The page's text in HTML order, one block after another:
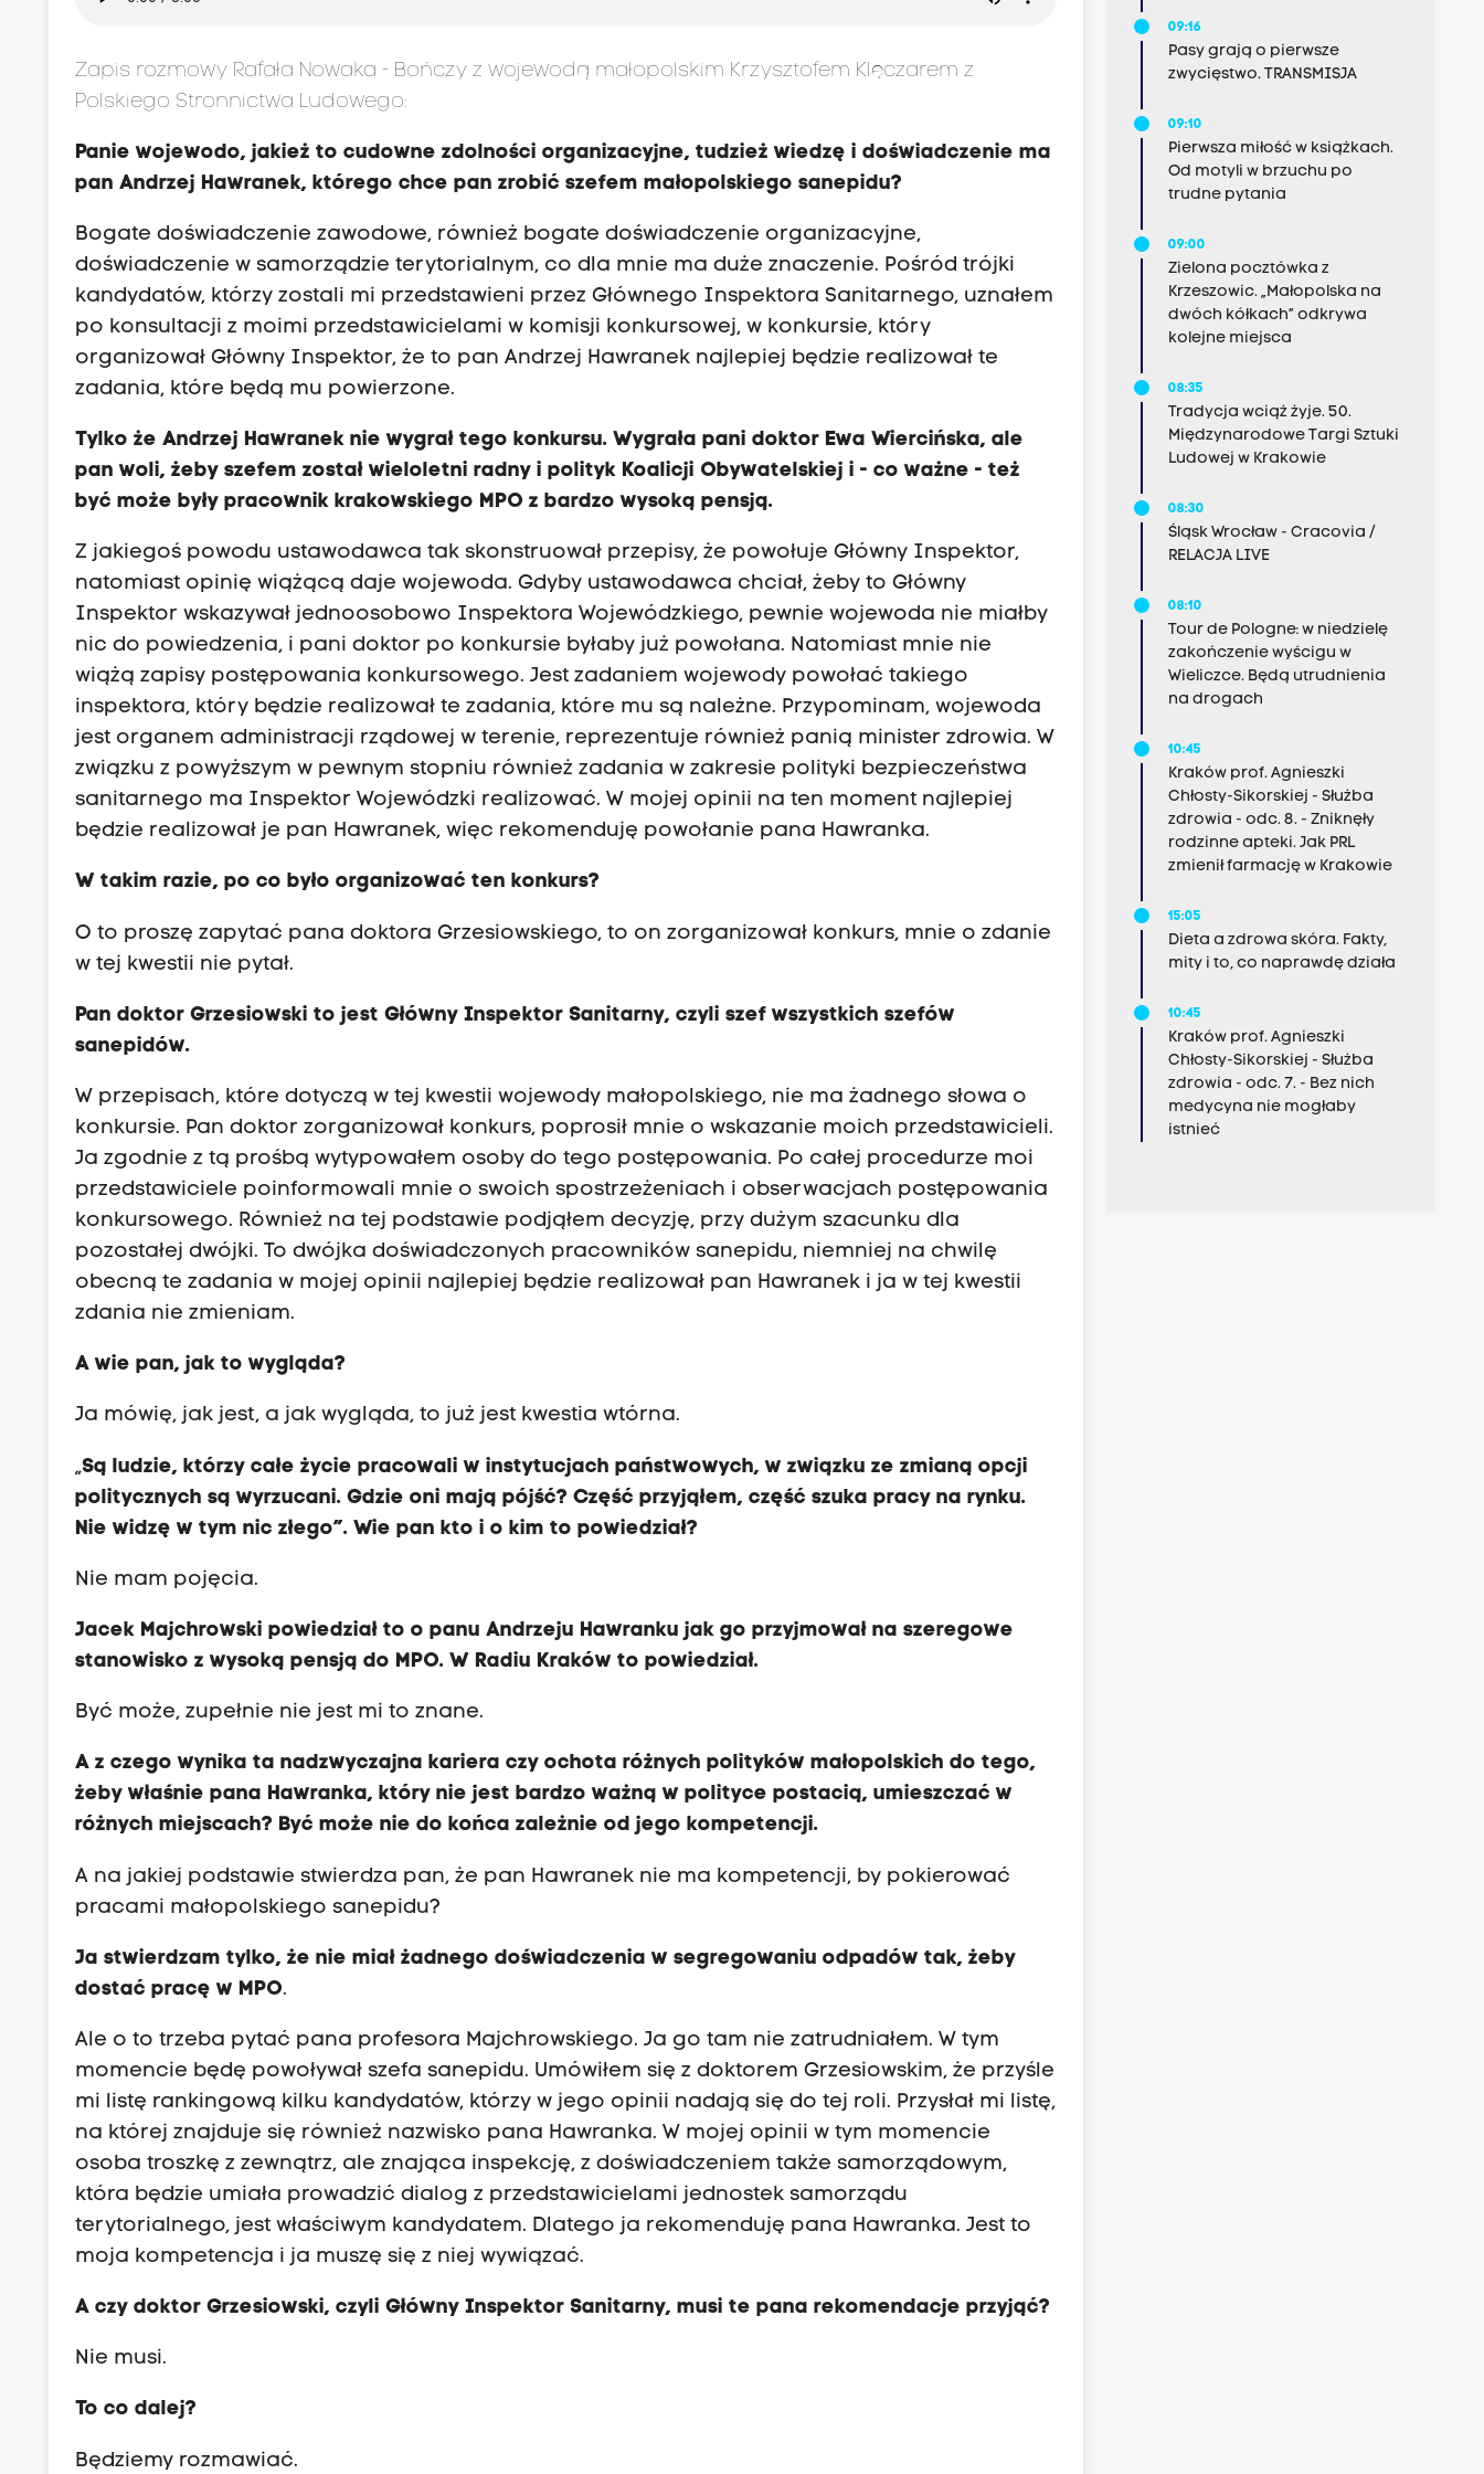
Zapis rozmowy Rafała Nowaka - Bończy z wojewodą małopolskim Krzysztofem Klęczarem z
Polskiego Stronnictwa Ludowego:
Panie wojewodo, jakież to cudowne zdolności organizacyjne, tudzież wiedzę i doświadczenie ma
pan Andrzej Hawranek, którego chce pan zrobić szefem małopolskiego sanepidu?
Bogate doświadczenie zawodowe, również bogate doświadczenie organizacyjne,
doświadczenie w samorządzie terytorialnym, co dla mnie ma duże znaczenie. Pośród trójki
kandydatów, którzy zostali mi przedstawieni przez Głównego Inspektora Sanitarnego, uznałem
po konsultacji z moimi przedstawicielami w komisji konkursowej, w konkursie, który
organizował Główny Inspektor, że to pan Andrzej Hawranek najlepiej będzie realizował te
zadania, które będą mu powierzone.
Tylko że Andrzej Hawranek nie wygrał tego konkursu. Wygrała pani doktor Ewa Wiercińska, ale
pan woli, żeby szefem został wieloletni radny i polityk Koalicji Obywatelskiej i - co ważne - też
być może były pracownik krakowskiego MPO z bardzo wysoką pensją.
Z jakiegoś powodu ustawodawca tak skonstruował przepisy, że powołuje Główny Inspektor,
natomiast opinię wiążącą daje wojewoda. Gdyby ustawodawca chciał, żeby to Główny
Inspektor wskazywał jednoosobowo Inspektora Wojewódzkiego, pewnie wojewoda nie miałby
nic do powiedzenia, i pani doktor po konkursie byłaby już powołana. Natomiast mnie nie
wiążą zapisy postępowania konkursowego. Jest zadaniem wojewody powołać takiego
inspektora, który będzie realizował te zadania, które mu są należne. Przypominam, wojewoda
jest organem administracji rządowej w terenie, reprezentuje również panią minister zdrowia. W
związku z powyższym w pewnym stopniu również zadania w zakresie polityki bezpieczeństwa
sanitarnego ma Inspektor Wojewódzki realizować. W mojej opinii na ten moment najlepiej
będzie realizował je pan Hawranek, więc rekomenduję powołanie pana Hawranka.
W takim razie, po co było organizować ten konkurs?
O to proszę zapytać pana doktora Grzesiowskiego, to on zorganizował konkurs, mnie o zdanie
w tej kwestii nie pytał.
Pan doktor Grzesiowski to jest Główny Inspektor Sanitarny, czyli szef wszystkich szefów
sanepidów.
W przepisach, które dotyczą w tej kwestii wojewody małopolskiego, nie ma żadnego słowa o
konkursie. Pan doktor zorganizował konkurs, poprosił mnie o wskazanie moich przedstawicieli.
Ja zgodnie z tą prośbą wytypowałem osoby do tego postępowania. Po całej procedurze moi
przedstawiciele poinformowali mnie o swoich spostrzeżeniach i obserwacjach postępowania
konkursowego. Również na tej podstawie podjąłem decyzję, przy dużym szacunku dla
pozostałej dwójki. To dwójka doświadczonych pracowników sanepidu, niemniej na chwilę
obecną te zadania w mojej opinii najlepiej będzie realizował pan Hawranek i ja w tej kwestii
zdania nie zmieniam.
A wie pan, jak to wygląda?
Ja mówię, jak jest, a jak wygląda, to już jest kwestia wtórna.
„Są ludzie, którzy całe życie pracowali w instytucjach państwowych, w związku ze zmianą opcji
politycznych są wyrzucani. Gdzie oni mają pójść? Część przyjąłem, część szuka pracy na rynku.
Nie widzę w tym nic złego”. Wie pan kto i o kim to powiedział?
Nie mam pojęcia.
Jacek Majchrowski powiedział to o panu Andrzeju Hawranku jak go przyjmował na szeregowe
stanowisko z wysoką pensją do MPO. W Radiu Kraków to powiedział.
Być może, zupełnie nie jest mi to znane.
A z czego wynika ta nadzwyczajna kariera czy ochota różnych polityków małopolskich do tego,
żeby właśnie pana Hawranka, który nie jest bardzo ważną w polityce postacią, umieszczać w
różnych miejscach? Być może nie do końca zależnie od jego kompetencji.
A na jakiej podstawie stwierdza pan, że pan Hawranek nie ma kompetencji, by pokierować
pracami małopolskiego sanepidu?
Ja stwierdzam tylko, że nie miał żadnego doświadczenia w segregowaniu odpadów tak, żeby
dostać pracę w MPO.
Ale o to trzeba pytać pana profesora Majchrowskiego. Ja go tam nie zatrudniałem. W tym
momencie będę powoływał szefa sanepidu. Umówiłem się z doktorem Grzesiowskim, że przyśle
mi listę rankingową kilku kandydatów, którzy w jego opinii nadają się do tej roli. Przysłał mi listę,
na której znajduje się również nazwisko pana Hawranka. W mojej opinii w tym momencie
osoba troszkę z zewnątrz, ale znająca inspekcję, z doświadczeniem także samorządowym,
która będzie umiała prowadzić dialog z przedstawicielami jednostek samorządu
terytorialnego, jest właściwym kandydatem. Dlatego ja rekomenduję pana Hawranka. Jest to
moja kompetencja i ja muszę się z niej wywiązać.
A czy doktor Grzesiowski, czyli Główny Inspektor Sanitarny, musi te pana rekomendacje przyjąć?
Nie musi.
To co dalej?
Będziemy rozmawiać.
09:16
Pasy grają o pierwsze
zwycięstwo. TRANSMISJA
09:10
Pierwsza miłość w książkach.
Od motyli w brzuchu po
trudne pytania
09:00
Zielona pocztówka z
Krzeszowic. „Małopolska na
dwóch kółkach” odkrywa
kolejne miejsca
08:35
Tradycja wciąż żyje. 50.
Międzynarodowe Targi Sztuki
Ludowej w Krakowie
08:30
Śląsk Wrocław - Cracovia /
RELACJA LIVE
08:10
Tour de Pologne: w niedzielę
zakończenie wyścigu w
Wieliczce. Będą utrudnienia
na drogach
10:45
Kraków prof. Agnieszki
Chłosty-Sikorskiej - Służba
zdrowia - odc. 8. - Zniknęły
rodzinne apteki. Jak PRL
zmienił farmację w Krakowie
15:05
Dieta a zdrowa skóra. Fakty,
mity i to, co naprawdę działa
10:45
Kraków prof. Agnieszki
Chłosty-Sikorskiej - Służba
zdrowia - odc. 7. - Bez nich
medycyna nie mogłaby
istnieć